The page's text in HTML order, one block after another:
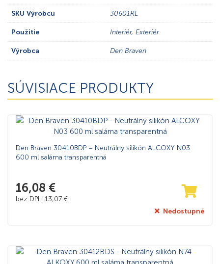
SKU Výrobcu 30601RL
Použitie Interiér, Exteriér
Výrobca Den Braven
SÚVISIACE PRODUKTY
Den Braven 30410BDP – Neutrálny silikón ALCOXY N03
600 ml saláma transparentná
16,08 €
bez DPH 13,07 €
Nedostupné